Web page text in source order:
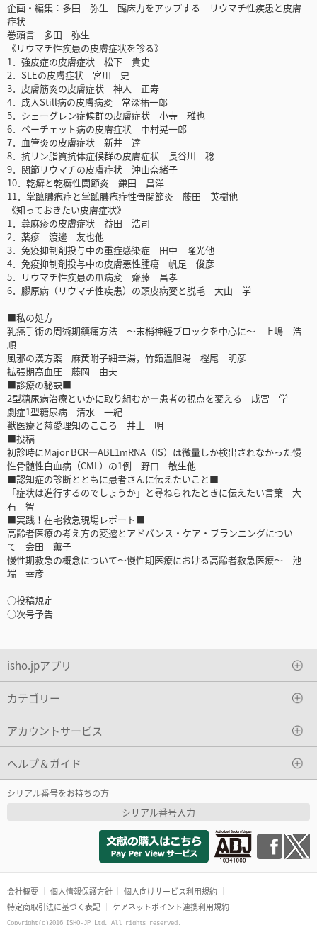
企画・編集：多田 弥生 臨床力をアップする リウマチ性疾患と皮膚
症状
巻頭言 多田 弥生
《リウマチ性疾患の皮膚症状を診る》
1．強皮症の皮膚症状 松下 貴史
2．SLEの皮膚症状 宮川 史
3．皮膚筋炎の皮膚症状 神人 正寿
4．成人Still病の皮膚病変 常深祐一郎
5．シェーグレン症候群の皮膚症状 小寺 雅也
6．ベーチェット病の皮膚症状 中村晃一郎
7．血管炎の皮膚症状 新井 達
8．抗リン脂質抗体症候群の皮膚症状 長谷川 稔
9．関節リウマチの皮膚症状 沖山奈緒子
10．乾癬と乾癬性関節炎 鎌田 昌洋
11．掌蹠膿疱症と掌蹠膿疱症性骨関節炎 藤田 英樹他
《知っておきたい皮膚症状》
1．蕁麻疹の皮膚症状 益田 浩司
2．薬疹 渡邊 友也他
3．免疫抑制剤投与中の重症感染症 田中 隆光他
4．免疫抑制剤投与中の皮膚悪性腫瘍 帆足 俊彦
5．リウマチ性疾患の爪病変 齋藤 昌孝
6．膠原病（リウマチ性疾患）の頭皮病変と脱毛 大山 学
■私の処方
乳癌手術の周術期鎮痛方法 ～末梢神経ブロックを中心に～ 上嶋 浩
順
風邪の漢方薬 麻黄附子細辛湯，竹筎温胆湯 樫尾 明彦
拡張期高血圧 藤岡 由夫
■診療の秘訣■
2型糖尿病治療といかに取り組むか―患者の視点を変える 成宮 学
劇症1型糖尿病 清水 一紀
獣医療と慈愛理知のこころ 井上 明
■投稿
初診時にMajor BCR—ABL1mRNA（IS）は微量しか検出されなかった慢
性骨髄性白血病（CML）の1例 野口 敏生他
■認知症の診断とともに患者さんに伝えたいこと■
「症状は進行するのでしょうか」と尋ねられたときに伝えたい言葉 大
石 智
■実践！在宅救急現場レポート■
高齢者医療の考え方の変遷とアドバンス・ケア・プランニングについ
て 会田 薫子
慢性期救急の概念について〜慢性期医療における高齢者救急医療〜 池
端 幸彦
○投稿規定
○次号予告
isho.jpアプリ
カテゴリー
アカウントサービス
ヘルプ＆ガイド
シリアル番号をお持ちの方
シリアル番号入力
会社概要 個人情報保護方針
個人向けサービス利用規約
特定商取引法に基づく表記
ケアネットポイント連携利用規約